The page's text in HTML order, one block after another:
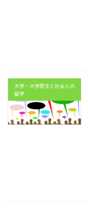
大学・大学院生と社会人の
留学